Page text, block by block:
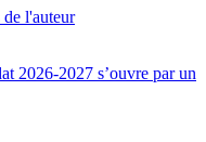
l'auteur
2026-2027 s’ouvre par un